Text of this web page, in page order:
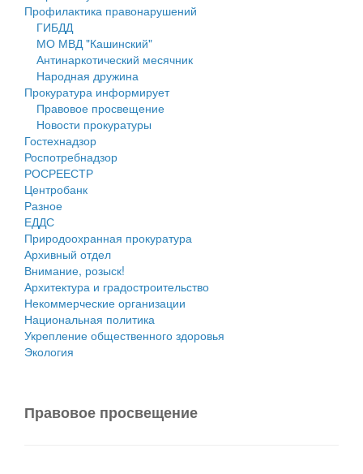
Нормативы градостроительного проектирования
Правила землепользования и застройки
Генеральные планы
Проекты планировки территории
Собрание депутатов
Городское поселение
Сельские поселения
Профилактика правонарушений
ГИБДД
МО МВД "Кашинский"
Антинаркотический месячник
Народная дружина
Прокуратура информирует
Правовое просвещение
Новости прокуратуры
Гостехнадзор
Роспотребнадзор
РОСРЕЕСТР
Центробанк
Разное
ЕДДС
Природоохранная прокуратура
Архивный отдел
Внимание, розыск!
Архитектура и градостроительство
Некоммерческие организации
Национальная политика
Укрепление общественного здоровья
Экология
Правовое просвещение